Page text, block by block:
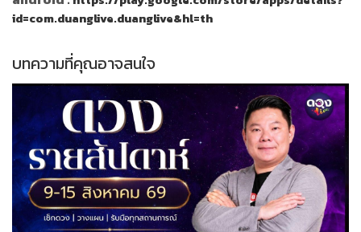
id=com.duanglive.duanglive&hl=th
บทความที่คุณอาจสนใจ